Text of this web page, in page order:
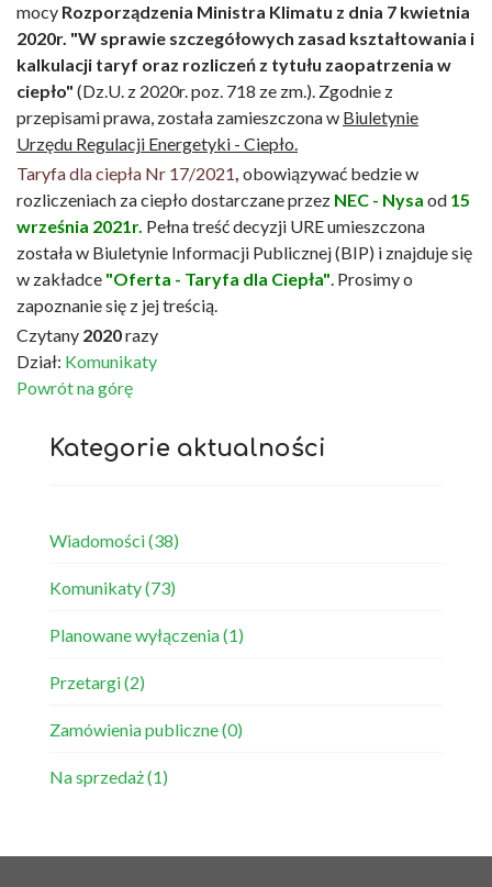
mocy Rozporządzenia Ministra Klimatu z dnia 7 kwietnia
2020r. "W sprawie szczegółowych zasad kształtowania i
kalkulacji taryf oraz rozliczeń z tytułu zaopatrzenia w
ciepło" (Dz.U. z 2020r. poz. 718 ze zm.). Zgodnie z
przepisami prawa, została zamieszczona w Biuletynie
Urzędu Regulacji Energetyki - Ciepło.
Taryfa dla ciepła Nr 17/2021, obowiązywać bedzie w
rozliczeniach za ciepło dostarczane przez NEC - Nysa od 15
września 2021r. Pełna treść decyzji URE umieszczona
została w Biuletynie Informacji Publicznej (BIP) i znajduje się
w zakładce "Oferta - Taryfa dla Ciepła". Prosimy o
zapoznanie się z jej treścią.
Czytany 2020razy
Dział: Komunikaty
Powrót na górę
Kategorie aktualności
Wiadomości(38)
Komunikaty(73)
Planowane wyłączenia(1)
Przetargi(2)
Zamówienia publiczne(0)
Na sprzedaż(1)